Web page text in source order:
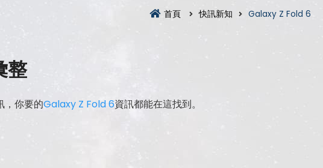
首頁 快訊新知 Galaxy Z Fold 6
整
，你要的Galaxy Z Fold 6資訊都能在這找到。